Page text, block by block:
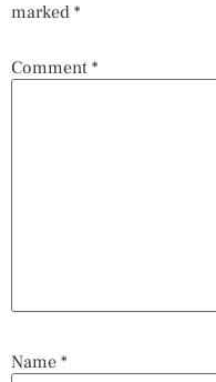
marked *
Comment *
Name *